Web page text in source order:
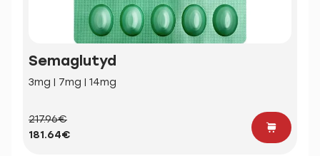
Semaglutyd
3mg | 7mg | 14mg
217.96€
181.64€